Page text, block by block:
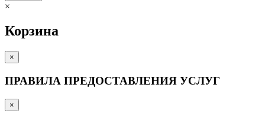
×
Корзина
×
ПРАВИЛА ПРЕДОСТАВЛЕНИЯ УСЛУГ
×